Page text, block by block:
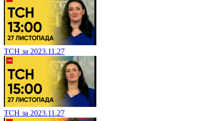
ТСН за 2023.11.27
ТСН за 2023.11.27